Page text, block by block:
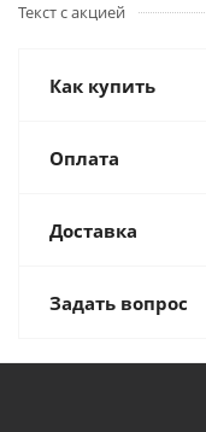
Текст с акцией
Как купить
Оплата
Доставка
Задать вопрос